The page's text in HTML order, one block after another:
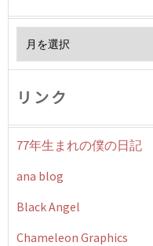
リンク
77年生まれの僕の日記
ana blog
Black Angel
Chameleon Graphics